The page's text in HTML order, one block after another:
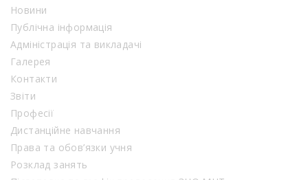
Новини
Публічна інформація
Адміністрація та викладачі
Галерея
Контакти
Звіти
Професії
Дистанційне навчання
Права та обов’язки учня
Розклад занять